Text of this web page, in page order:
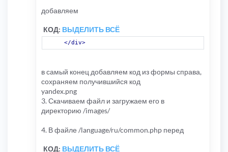
добавляем
КОД: ВЫДЕЛИТЬ ВСЁ
</div>
в самый конец добавляем код из формы справа,
сохраняем получившийся код
yandex.png
3. Скачиваем файл и загружаем его в
директорию /images/
4. В файле /language/ru/common.php перед
КОД: ВЫДЕЛИТЬ ВСЁ